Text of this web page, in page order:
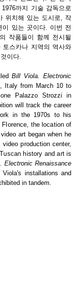
까지 기술 감독으로
위치해 있는 도시로, 작
있는 곳이다. 이번 전
작품들이 함께 전시될
스카나 지역의 역사와
이다.
Bill Viola. Electronic
Italy from March 10 to
Palazzo Strozzi in
will track the career
in the 1970s to his
the location of
art began when he
production center,
history and art is
Electronic Renaissance
installations and
in tandem.